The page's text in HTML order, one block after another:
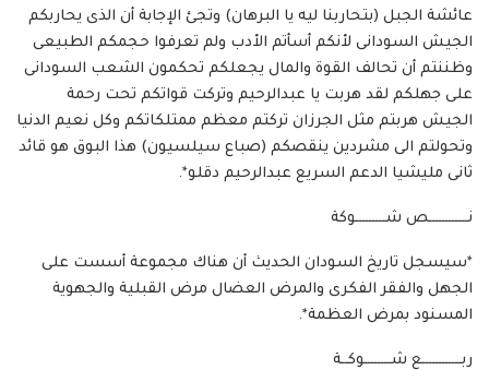
عائشة الجبل (بتحاربنا ليه يا البرهان) وتجئ الإجابة أن الذى يحاربكم
الجيش السودانى لأنكم أسأتم الأدب ولم تعرفوا حجمكم الطبيعى
وظننتم أن تحالف القوة والمال يجعلكم تحكمون الشعب السودانى
على جهلكم لقد هربت يا عبدالرحيم وتركت قواتكم تحت رحمة
الجيش هربتم مثل الجرزان تركتم معظم ممتلكاتكم وكل نعيم الدنيا
وتحولتم الى مشردين ينقصكم (صباع سيلسيون) هذا البوق هو قائد
ثانى مليشيا الدعم السريع عبدالرحيم دقلو*.
نــــــــــــص شـــــــــوكة
*سيسجل تاريخ السودان الحديث أن هناك مجموعة أسست على
الجهل والفقر الفكرى والمرض العضال مرض القبلية والجهوية
المسنود بمرض العظمة*.
ربــــــــــــع شــــــــوكــة